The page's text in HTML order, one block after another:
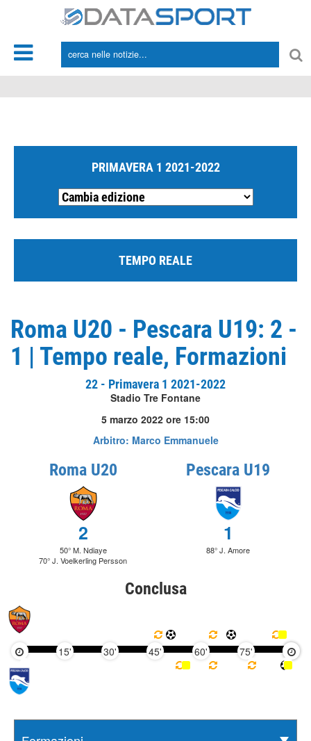
PRIMAVERA 1 2021-2022
TEMPO REALE
Roma U20 - Pescara U19: 2 -
1 | Tempo reale, Formazioni
22 - Primavera 1 2021-2022
Stadio Tre Fontane
5 marzo 2022 ore 15:00
Arbitro: Marco Emmanuele
Roma U20
2
50° M. Ndiaye
70° J. Voelkerling Persson
Pescara U19
1
88° J. Amore
Conclusa
15' 30' 45' 60' 75' 90'